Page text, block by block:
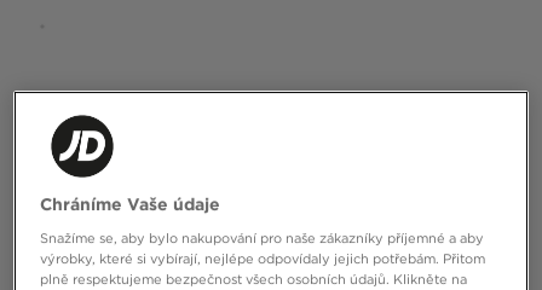
Chráníme Vaše údaje
Snažíme se, aby bylo nakupování pro naše zákazníky příjemné a aby
výrobky, které si vybírají, nejlépe odpovídaly jejich potřebám. Přitom
plně respektujeme bezpečnost všech osobních údajů. Klikněte na